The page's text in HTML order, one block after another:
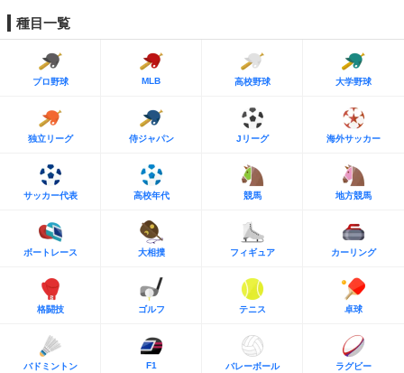
種目一覧
プロ野球 MLB 高校野球 大学野球
独立リーグ 侍ジャパン Jリーグ 海外サッカー
サッカー代表 高校年代 競馬 地方競馬
ボートレース 大相撲 フィギュア カーリング
格闘技 ゴルフ テニス 卓球
バドミントン F1 バレーボール ラグビー